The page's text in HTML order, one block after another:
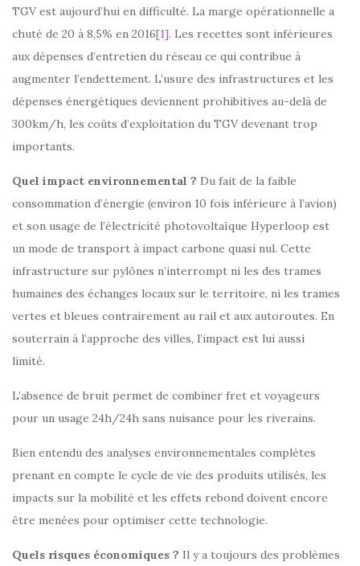
TGV est aujourd’hui en difficulté. La marge opérationnelle a
chuté de 20 à 8,5% en 2016[1]. Les recettes sont inférieures
aux dépenses d’entretien du réseau ce qui contribue à
augmenter l’endettement. L’usure des infrastructures et les
dépenses énergétiques deviennent prohibitives au-delà de
300km/h, les coûts d’exploitation du TGV devenant trop
importants.
Quel impact environnemental ? Du fait de la faible
consommation d’énergie (environ 10 fois inférieure à l’avion)
et son usage de l’électricité photovoltaïque Hyperloop est
un mode de transport à impact carbone quasi nul. Cette
infrastructure sur pylônes n’interrompt ni les des trames
humaines des échanges locaux sur le territoire, ni les trames
vertes et bleues contrairement au rail et aux autoroutes. En
souterrain à l’approche des villes, l’impact est lui aussi
limité.
L’absence de bruit permet de combiner fret et voyageurs
pour un usage 24h/24h sans nuisance pour les riverains.
Bien entendu des analyses environnementales complètes
prenant en compte le cycle de vie des produits utilisés, les
impacts sur la mobilité et les effets rebond doivent encore
être menées pour optimiser cette technologie.
Quels risques économiques ? Il y a toujours des problèmes